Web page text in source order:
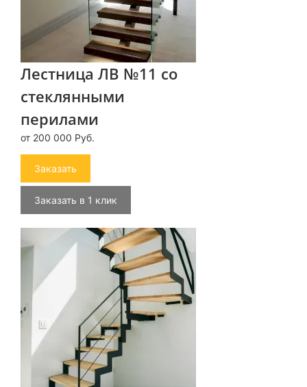
Лестница ЛВ №11 со
стеклянными
перилами
от 200 000 Руб.
Заказать
Заказать в 1 клик